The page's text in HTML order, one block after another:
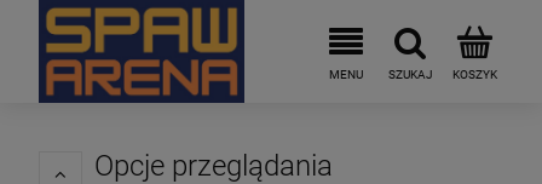
Opcje przeglądania